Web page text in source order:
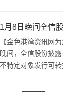
【金色港湾资讯网
晚间，全信股份披
不特定对象发行可